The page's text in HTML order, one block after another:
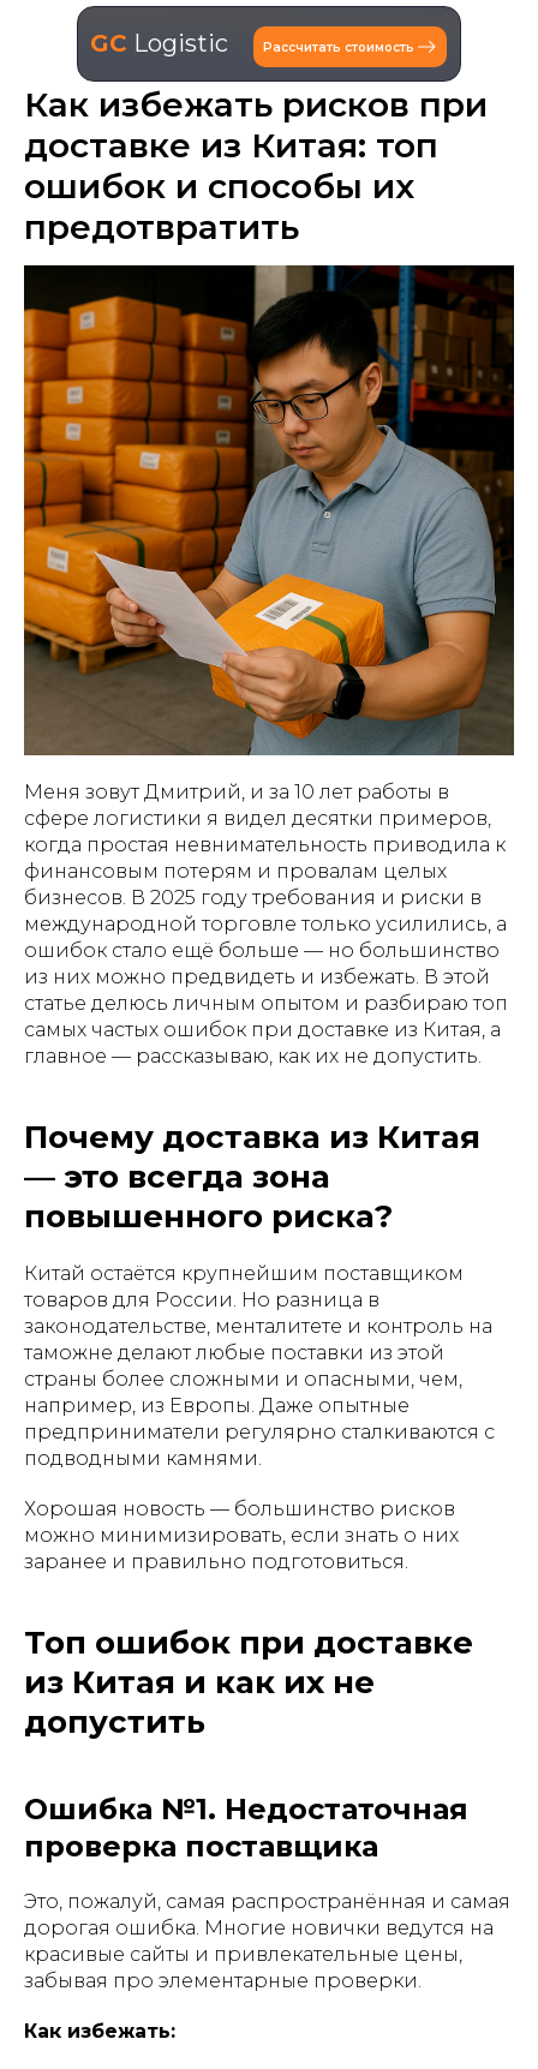
GC Logistic Рассчитать стоимость
Как избежать рисков при
доставке из Китая: топ
ошибок и способы их
предотвратить
Меня зовут Дмитрий, и за 10 лет работы в
сфере логистики я видел десятки примеров,
когда простая невнимательность приводила к
финансовым потерям и провалам целых
бизнесов. В 2025 году требования и риски в
международной торговле только усилились, а
ошибок стало ещё больше — но большинство
из них можно предвидеть и избежать. В этой
статье делюсь личным опытом и разбираю топ
самых частых ошибок при доставке из Китая, а
главное — рассказываю, как их не допустить.
Почему доставка из Китая
— это всегда зона
повышенного риска?
Китай остаётся крупнейшим поставщиком
товаров для России. Но разница в
законодательстве, менталитете и контроль на
таможне делают любые поставки из этой
страны более сложными и опасными, чем,
например, из Европы. Даже опытные
предприниматели регулярно сталкиваются с
подводными камнями.
Хорошая новость — большинство рисков
можно минимизировать, если знать о них
заранее и правильно подготовиться.
Топ ошибок при доставке
из Китая и как их не
допустить
Ошибка №1. Недостаточная
проверка поставщика
Это, пожалуй, самая распространённая и самая
дорогая ошибка. Многие новички ведутся на
красивые сайты и привлекательные цены,
забывая про элементарные проверки.
Как избежать: